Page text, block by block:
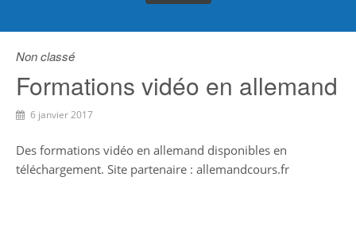
Non classé
Formations vidéo en allemand
6 janvier 2017
Des formations vidéo en allemand disponibles en
téléchargement. Site partenaire : allemandcours.fr